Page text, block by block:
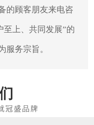
的顾客朋友来电咨
至上、共同发展”的
服务宗旨。